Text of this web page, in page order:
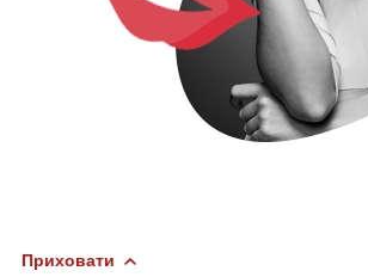
Приховати